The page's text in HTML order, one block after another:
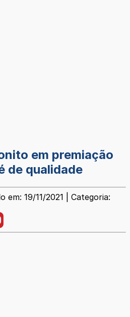
em premiação
de qualidade
em: 19/11/2021 | Categoria: